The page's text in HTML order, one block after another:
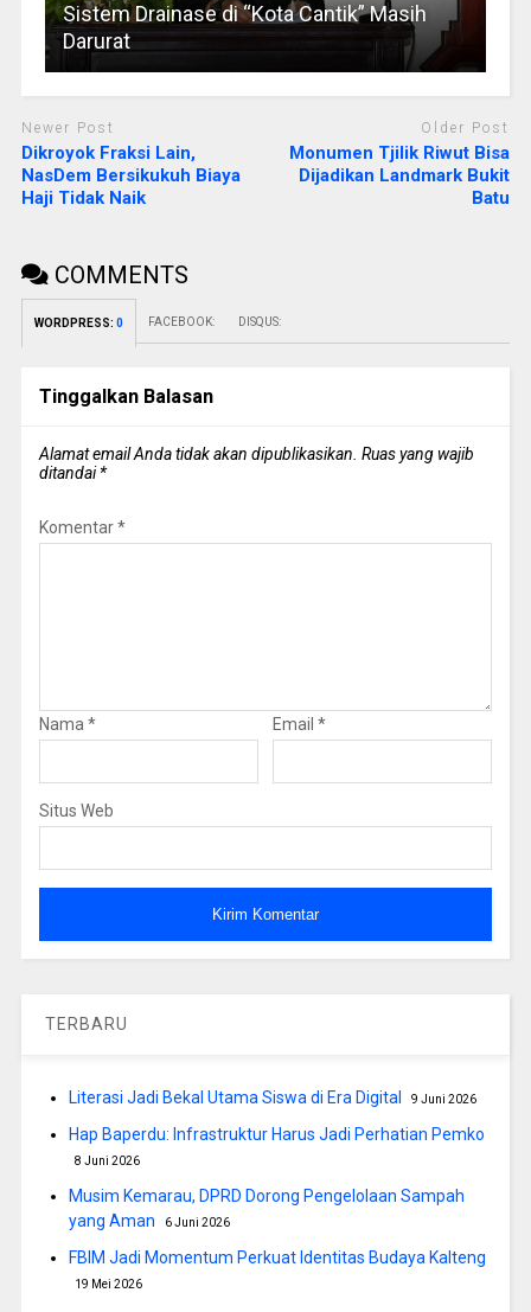
Sistem Drainase di “Kota Cantik” Masih
Darurat
Newer Post
Dikroyok Fraksi Lain,
NasDem Bersikukuh Biaya
Haji Tidak Naik
Older Post
Monumen Tjilik Riwut Bisa
Dijadikan Landmark Bukit
Batu
COMMENTS
WORDPRESS: 0 FACEBOOK: DISQUS:
Tinggalkan Balasan
Alamat email Anda tidak akan dipublikasikan. Ruas yang wajib
ditandai*
Komentar*
Nama * Email *
Situs Web
TERBARU
Literasi Jadi Bekal Utama Siswa di Era Digital 9 Juni 2026
Hap Baperdu: Infrastruktur Harus Jadi Perhatian Pemko
8 Juni 2026
Musim Kemarau, DPRD Dorong Pengelolaan Sampah
yang Aman
6 Juni 2026
FBIM Jadi Momentum Perkuat Identitas Budaya Kalteng
19 Mei 2026